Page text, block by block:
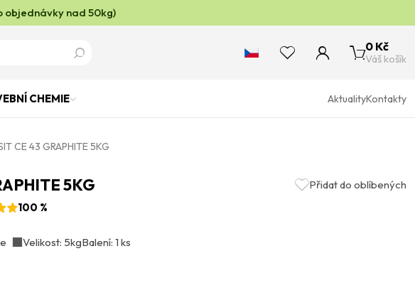
objednávky nad 50kg)
0 Kč
Váš košík
CHEMIE AktualityKontakty
CE 43 GRAPHITE 5KG
5KG
Přidat do oblíbených
100 %
Velikost: 5kgBalení: 1 ks